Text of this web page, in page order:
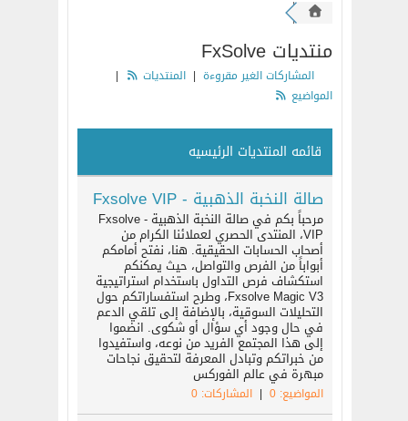
منتديات FxSolve
المشاركات الغير مقروءة | المنتديات
|
المواضيع
قائمه المنتديات الرئيسيه
صالة النخبة الذهبية - Fxsolve VIP
مرحباً بكم في صالة النخبة الذهبية - Fxsolve
VIP، المنتدى الحصري لعملائنا الكرام من
أصحاب الحسابات الحقيقية. هنا، نفتح أمامكم
أبواباً من الفرص والتواصل، حيث يمكنكم
استكشاف فرص التداول باستخدام استراتيجية
Fxsolve Magic V3، وطرح استفساراتكم حول
التحليلات السوقية، بالإضافة إلى تلقي الدعم
في حال وجود أي سؤال أو شكوى. انضموا
إلى هذا المجتمع الفريد من نوعه، واستفيدوا
من خبراتكم وتبادل المعرفة لتحقيق نجاحات
مبهرة في عالم الفوركس
المواضيع: 0 | المشاركات: 0